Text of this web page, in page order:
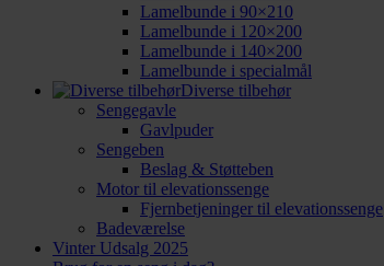
Lamelbunde i 90×210
Lamelbunde i 120×200
Lamelbunde i 140×200
Lamelbunde i specialmål
Diverse tilbehør
Sengegavle
Gavlpuder
Sengeben
Beslag & Støtteben
Motor til elevationssenge
Fjernbetjeninger til elevationssenge
Badeværelse
Vinter Udsalg 2025